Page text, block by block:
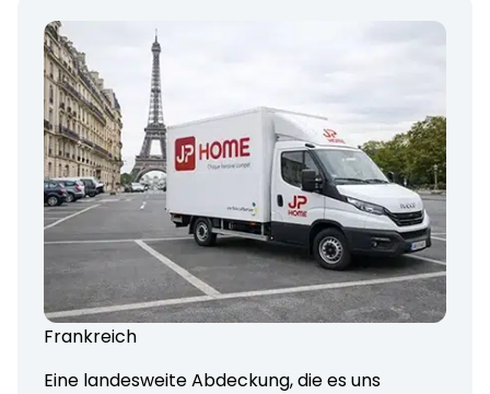
Frankreich
Eine landesweite Abdeckung, die es uns